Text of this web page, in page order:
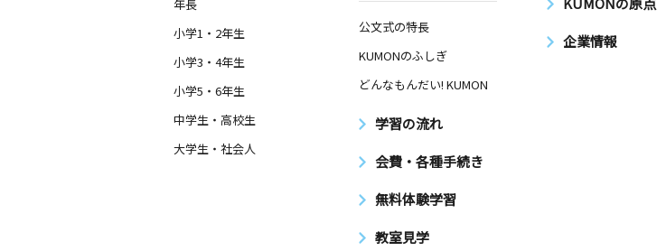
年長
小学1・2年生
小学3・4年生
小学5・6年生
中学生・高校生
大学生・社会人
公文式の特長
KUMONのふしぎ
どんなもんだい! KUMON
学習の流れ
会費・各種手続き
無料体験学習
教室見学
企業情報